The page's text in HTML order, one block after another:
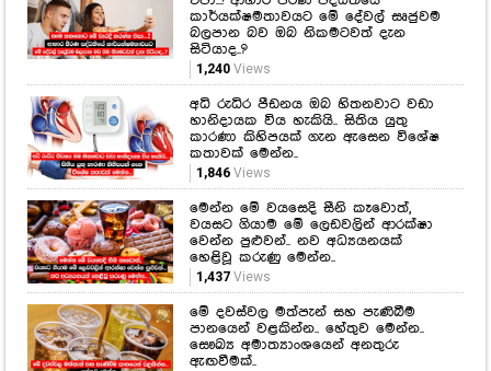
කාර්යක්ෂමතාවයට මේ දේවල් සෘජුවම
බලපාන බව ඔබ නිකමටවත් දැන
සිටියාද..?
1,240Views
අධි රුධිර පීඩනය ඔබ හිතනවාට වඩා
හානිදායක විය හැකියි.. සිතිය යුතු
කාරණා කිහිපයක් ගැන ඇසෙන විශේෂ
කතාවක් මෙන්න..
1,846Views
මෙන්න මේ වයසෙදි සීනි කෑවොත්,
වයසට ගියාම මේ ලෙඩවලින් ආරක්ෂා
වෙන්න පුළුවන්.. නව අධ්‍යයනයක්
හෙළිවූ කරුණු මෙන්න..
1,437Views
මේ දවස්වල මත්පැන් සහ පැණිබීම
පානයෙන් වළකින්න.. හේතුව මෙන්න..
සෞඛ්‍ය අමාත්‍යාංශයෙන් අනතුරු
ඇඟවීමක්..